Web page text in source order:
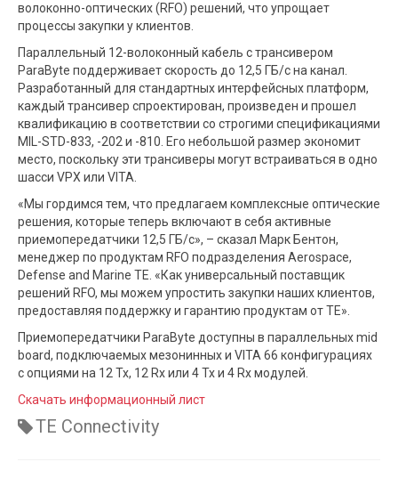
волоконно-оптических (RFO) решений, что упрощает
процессы закупки у клиентов.
Параллельный 12-волоконный кабель с трансивером
ParaByte поддерживает скорость до 12,5 ГБ/с на канал.
Разработанный для стандартных интерфейсных платформ,
каждый трансивер спроектирован, произведен и прошел
квалификацию в соответствии со строгими спецификациями
MIL-STD-833, -202 и -810. Его небольшой размер экономит
место, поскольку эти трансиверы могут встраиваться в одно
шасси VPX или VITA.
«Мы гордимся тем, что предлагаем комплексные оптические
решения, которые теперь включают в себя активные
приемопередатчики 12,5 ГБ/с», – сказал Марк Бентон,
менеджер по продуктам RFO подразделения Aerospace,
Defense and Marine TE. «Как универсальный поставщик
решений RFO, мы можем упростить закупки наших клиентов,
предоставляя поддержку и гарантию продуктам от TE».
Приемопередатчики ParaByte доступны в параллельных mid
board, подключаемых мезонинных и VITA 66 конфигурациях
с опциями на 12 Tx, 12 Rx или 4 Tx и 4 Rx модулей.
Скачать информационный лист
TE Connectivity